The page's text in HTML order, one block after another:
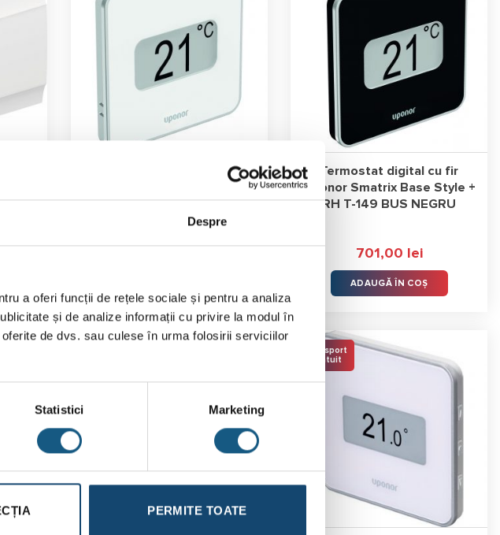
Despre
a oferi funcții de rețele sociale și pentru a analiza
și de analize informații cu privire la modul în
de dvs. sau culese în urma folosirii serviciilor
Statistici Marketing
PERMITE TOATE
Termostat digital cu fir
Uponor Smatrix Base Style +
RH T-149 BUS
Evaluat la
2 recenzii
Termostat digital cu fir
Uponor Smatrix Base Style +
RH T-149 BUS NEGRU
701,00 lei
ADAUGĂ ÎN COȘ
Transport
Gratuit